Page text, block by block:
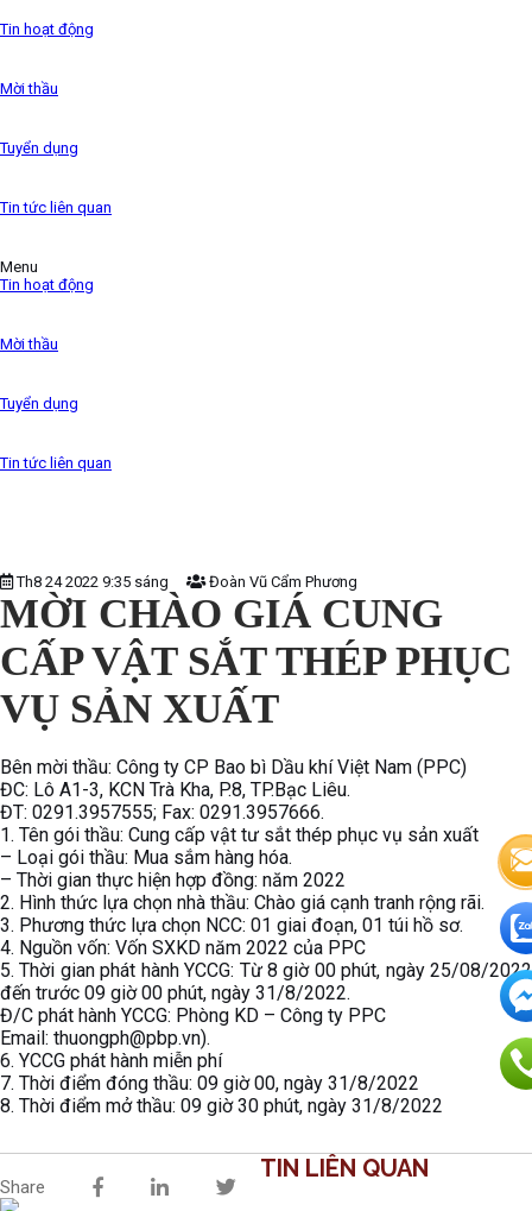
the 1500s,
Tin hoạt động
Mời thầu
Tuyển dụng
Tin tức liên quan
Menu
Tin hoạt động
Mời thầu
Tuyển dụng
Tin tức liên quan
Th8 24 2022 9:35 sáng Đoàn Vũ Cẩm Phương
MỜI CHÀO GIÁ CUNG
CẤP VẬT SẮT THÉP PHỤC
VỤ SẢN XUẤT
Bên mời thầu: Công ty CP Bao bì Dầu khí Việt Nam (PPC)
ĐC: Lô A1-3, KCN Trà Kha, P.8, TP.Bạc Liêu.
ĐT: 0291.3957555; Fax: 0291.3957666.
1. Tên gói thầu: Cung cấp vật tư sắt thép phục vụ sản xuất
– Loại gói thầu: Mua sắm hàng hóa.
– Thời gian thực hiện hợp đồng: năm 2022
2. Hình thức lựa chọn nhà thầu: Chào giá cạnh tranh rộng rãi.
3. Phương thức lựa chọn NCC: 01 giai đoạn, 01 túi hồ sơ.
4. Nguồn vốn: Vốn SXKD năm 2022 của PPC
5. Thời gian phát hành YCCG: Từ 8 giờ 00 phút, ngày 25/08/2022
đến trước 09 giờ 00 phút, ngày 31/8/2022.
Đ/C phát hành YCCG: Phòng KD – Công ty PPC
Email: thuongph@pbp.vn).
6. YCCG phát hành miễn phí
7. Thời điểm đóng thầu: 09 giờ 00, ngày 31/8/2022
8. Thời điểm mở thầu: 09 giờ 30 phút, ngày 31/8/2022
Share
TIN LIÊN QUAN